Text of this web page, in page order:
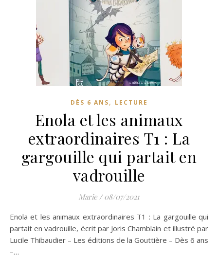
DÈS 6 ANS, LECTURE
Enola et les animaux
extraordinaires T1 : La
gargouille qui partait en
vadrouille
Marie / 08/07/2021
Enola et les animaux extraordinaires T1 : La gargouille qui
partait en vadrouille, écrit par Joris Chamblain et illustré par
Lucile Thibaudier – Les éditions de la Gouttière – Dès 6 ans
–…